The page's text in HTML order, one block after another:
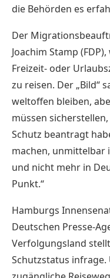
die Behörden es
Der
Joachim Stamp
Freizeit- oder
zu reisen. Der „Bild“
weltoffen bleiben,
müssen
Schutz beantragt
machen, unmittelbar
und nicht mehr in
Punkt.“
Hamburgs
Deutschen Presse-
Verfolgungsland
Schutzstatus infrage.